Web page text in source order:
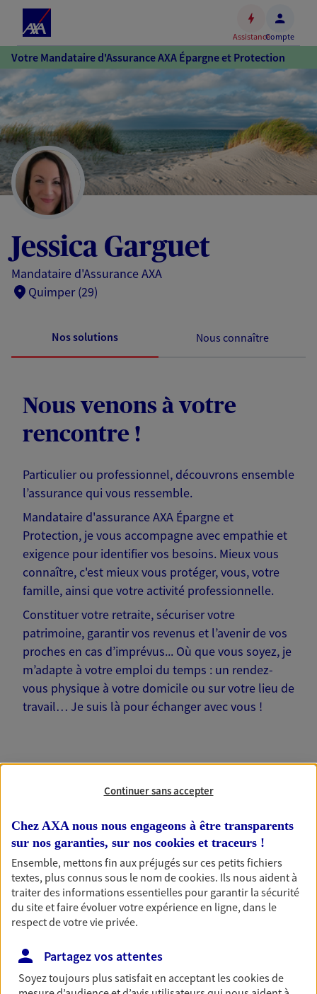
Accéder
au
contenu
principal
Accéder
au
pied
de
page
AssistanceCompte
Votre Mandataire d'Assurance AXA Épargne et Protection
Jessica Garguet
Mandataire d'Assurance AXA
Quimper (29)
Nos solutions Nous connaître
Nous venons à votre
rencontre !
Particulier ou professionnel, découvrons ensemble
l’assurance qui vous ressemble.
Mandataire d'assurance AXA Épargne et
Protection, je vous accompagne avec empathie et
exigence pour identifier vos besoins. Mieux vous
connaître, c'est mieux vous protéger, vous, votre
famille, ainsi que votre activité professionnelle.
Constituer votre retraite, sécuriser votre
patrimoine, garantir vos revenus et l’avenir de vos
proches en cas d’imprévus... Où que vous soyez, je
m’adapte à votre emploi du temps : un rendez-
vous physique à votre domicile ou sur votre lieu de
travail… Je suis là pour échanger avec vous !
Nos offres phares
Épargne
Réalisez vos projets grâce à votre épargne : achat
immobilier, études des enfants ou voyage autour
du monde… Épargnez à votre rythme et
simplement, selon votre profil.
Retraite
Préparez sereinement ce nouveau chapitre de
Continuer sans accepter
Chez AXA nous nous engageons à être transparents
sur nos garanties, sur nos cookies et traceurs !
Ensemble, mettons fin aux préjugés sur ces petits fichiers
textes, plus connus sous le nom decookies. Ils nous aident à
traiter des informations essentielles pour garantir la sécurité
du site et faire évoluer votre expérience en ligne, dans le
respect de votre vie privée.
Partagez vos attentes
Soyez toujours plus satisfait en acceptant lescookiesde